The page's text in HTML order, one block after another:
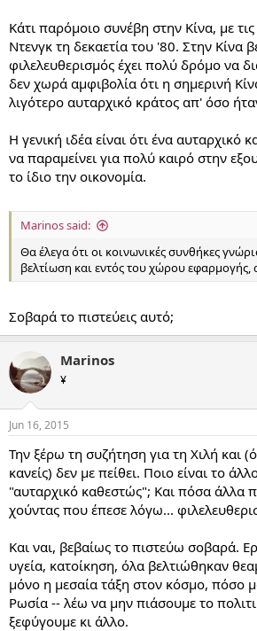
Κάτι παρόμοιο συνέβη στην Κίνα, με
Ντενγκ τη δεκαετία του '80. Στην Κίνα
φιλελευθερισμός έχει πολύ δρόμο να
δεν χωρά αμφιβολία ότι η σημερινή
λιγότερο αυταρχικό κράτος απ' όσο
Η γενική ιδέα είναι ότι ένα αυταρχικό
να παραμείνει για πολύ καιρό στην
το ίδιο την οικονομία.
Marinos said:
Θα έλεγα ότι οι κοινωνικές συνθήκες
βελτίωση και εντός του χώρου
Σοβαρά το πιστεύεις αυτό;
Marinos
¥
Jun 16, 2015
Την ξέρω τη συζήτηση για τη Χιλή και
κανείς) δεν με πείθει. Ποιο είναι το
"αυταρχικό καθεστώς"; Και πόσα άλλα
χούντας που έπεσε λόγω...
Και ναι, βεβαίως το πιστεύω σοβαρά.
υγεία, κατοίκηση, όλα βελτιώθηκαν
μόνο η μεσαία τάξη στον κόσμο, πόσο
Ρωσία -- λέω να μην πιάσουμε το
ξεφύγουμε κι άλλο.